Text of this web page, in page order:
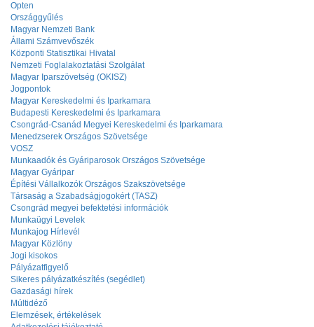
Opten
Országgyűlés
Magyar Nemzeti Bank
Állami Számvevőszék
Központi Statisztikai Hivatal
Nemzeti Foglalakoztatási Szolgálat
Magyar Iparszövetség (OKISZ)
Jogpontok
Magyar Kereskedelmi és Iparkamara
Budapesti Kereskedelmi és Iparkamara
Csongrád-Csanád Megyei Kereskedelmi és Iparkamara
Menedzserek Országos Szövetsége
VOSZ
Munkaadók és Gyáriparosok Országos Szövetsége
Magyar Gyáripar
Építési Vállalkozók Országos Szakszövetsége
Társaság a Szabadságjogokért (TASZ)
Csongrád megyei befektetési információk
Munkaügyi Levelek
Munkajog Hírlevél
Magyar Közlöny
Jogi kisokos
Pályázatfigyelő
Sikeres pályázatkészítés (segédlet)
Gazdasági hírek
Múltidéző
Elemzések, értékelések